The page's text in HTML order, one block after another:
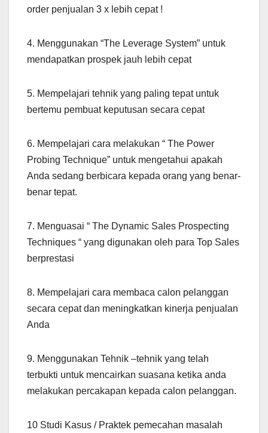
order penjualan 3 x lebih cepat !
4. Menggunakan “The Leverage System” untuk
mendapatkan prospek jauh lebih cepat
5. Mempelajari tehnik yang paling tepat untuk
bertemu pembuat keputusan secara cepat
6. Mempelajari cara melakukan “ The Power
Probing Technique” untuk mengetahui apakah
Anda sedang berbicara kepada orang yang benar-
benar tepat.
7. Menguasai “ The Dynamic Sales Prospecting
Techniques “ yang digunakan oleh para Top Sales
berprestasi
8. Mempelajari cara membaca calon pelanggan
secara cepat dan meningkatkan kinerja penjualan
Anda
9. Menggunakan Tehnik –tehnik yang telah
terbukti untuk mencairkan suasana ketika anda
melakukan percakapan kepada calon pelanggan.
10 Studi Kasus / Praktek pemecahan masalah